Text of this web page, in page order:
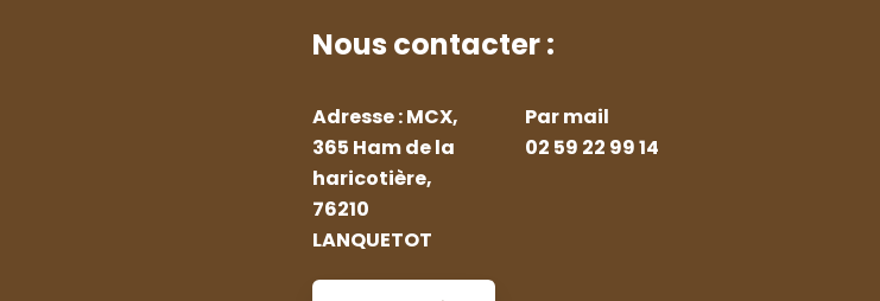
Nous contacter :
Adresse : MCX,
365 Ham de la
haricotière,
76210
LANQUETOT
Par mail
02 59 22 99 14